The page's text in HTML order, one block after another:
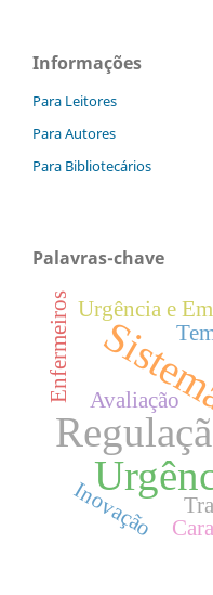
Informações
Para Leitores
Para Autores
Para Bibliotecários
Palavras-chave
Inovação
Avaliação
Urgência e
Enfermeiros